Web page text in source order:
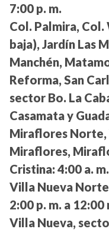
7:00 p. m.
Col. Palmira,
baja), Jardín Las
Manchén,
Reforma, San
sector Bo. La
Casamata y
Miraflores Norte,
Miraflores,
Cristina: 4:00 a.
Villa Nueva Norte
2:00 p. m. a 12:00
Villa Nueva,